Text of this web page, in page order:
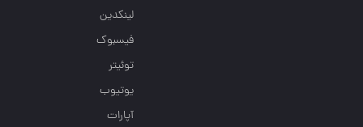
لینکدین
فیسبوک
توئیتر
یوتیوب
آپارات